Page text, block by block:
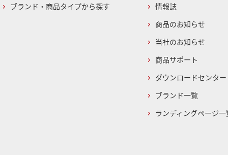
ブランド・商品タイプから探す
情報誌
商品のお知らせ
当社のお知らせ
商品サポート
ダウンロードセンター
ブランド一覧
ランディングページ一